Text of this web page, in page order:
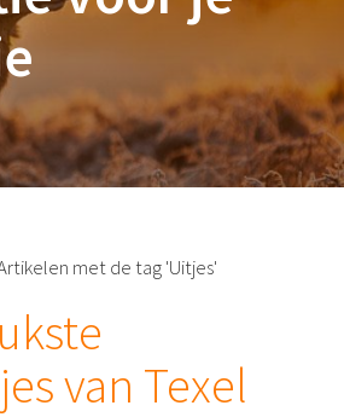
met de tag 'Uitjes'
van Texel